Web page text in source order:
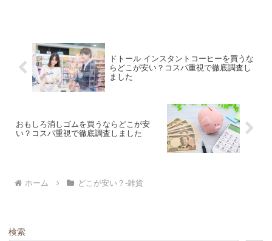
ドトール インスタントコーヒーを買うな
らどこが安い？コスパ重視で徹底調査し
ました
おもしろ消しゴムを買うならどこが安
い？コスパ重視で徹底調査しました
ホーム どこが安い？-雑貨
検索